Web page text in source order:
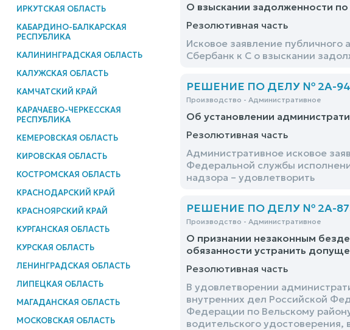
ИРКУТСКАЯ ОБЛАСТЬ
КАБАРДИНО-БАЛКАРСКАЯ
РЕСПУБЛИКА
КАЛИНИНГРАДСКАЯ ОБЛАСТЬ
КАЛУЖСКАЯ ОБЛАСТЬ
КАМЧАТСКИЙ КРАЙ
КАРАЧАЕВО-ЧЕРКЕССКАЯ
РЕСПУБЛИКА
КЕМЕРОВСКАЯ ОБЛАСТЬ
КИРОВСКАЯ ОБЛАСТЬ
КОСТРОМСКАЯ ОБЛАСТЬ
КРАСНОДАРСКИЙ КРАЙ
КРАСНОЯРСКИЙ КРАЙ
КУРГАНСКАЯ ОБЛАСТЬ
КУРСКАЯ ОБЛАСТЬ
ЛЕНИНГРАДСКАЯ ОБЛАСТЬ
ЛИПЕЦКАЯ ОБЛАСТЬ
МАГАДАНСКАЯ ОБЛАСТЬ
МОСКОВСКАЯ ОБЛАСТЬ
О взыскании задолженности
Резолютивная часть
Исковое заявление
Сбербанк к С о взыскании
РЕШЕНИЕ ПО ДЕЛУ № 2А-
Производство - Административное
Об установлении
Резолютивная часть
Административное исковое
Федеральной службы
надзора – удовлетворить
РЕШЕНИЕ ПО ДЕЛУ № 2А-
Производство - Административное
О признании незаконным
обязанности устранить
Резолютивная часть
В удовлетворении
внутренних дел Российской
Федерации по Вельскому
водительского